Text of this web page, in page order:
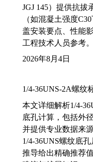
JGJ 145）提供抗拔
（如混凝土强度
盖安装要点、性能
工程技术人员参考。
2026年8月4日
1/4-36UNS-2A螺纹
本文详细解析1/4-
底孔计算，包括外
并提供专业数据来
1/4-36UNS螺纹底
推导给出精确推荐